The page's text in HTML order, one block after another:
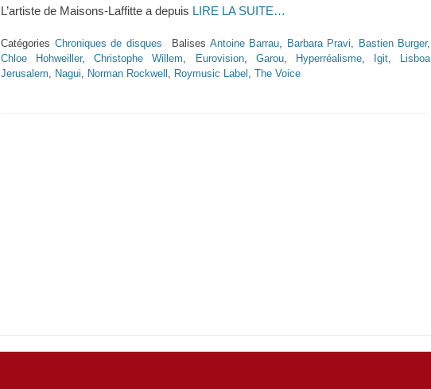
L’artiste de Maisons-Laffitte a depuis LIRE LA SUITE…
Catégories Chroniques de disques Balises Antoine Barrau, Barbara Pravi, Bastien Burger,
Chloe Hohweiller,Christophe Willem, Eurovision, Garou, Hyperréalisme, Igit,
Lisboa
Jerusalem, Nagui, Norman Rockwell , Roymusic Label , The Voice